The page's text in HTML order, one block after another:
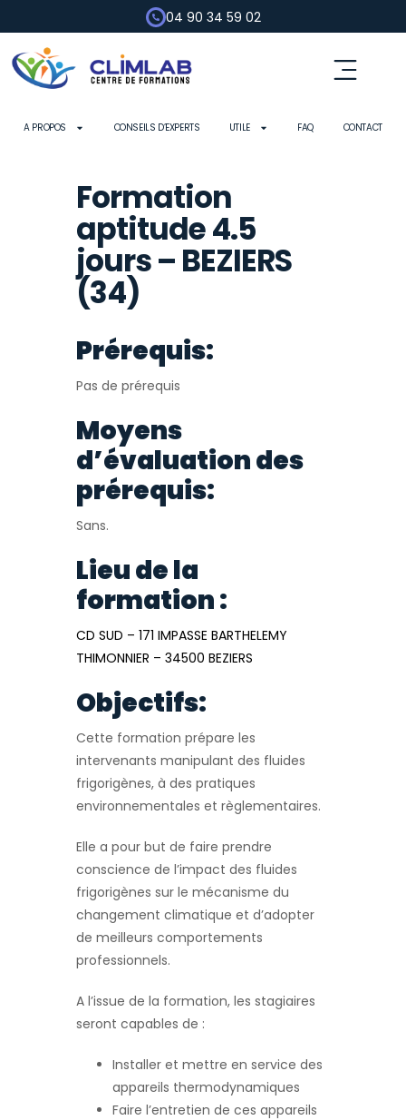
04 90 34 59 02
A PROPOS CONSEILS D’EXPERTS UTILE FAQ CONTACT
Formation
aptitude 4.5
jours – BEZIERS
(34)
Prérequis:
Pas de prérequis
Moyens
d’évaluation des
prérequis:
Sans.
Lieu de la
formation :
CD SUD – 171 IMPASSE BARTHELEMY
THIMONNIER – 34500 BEZIERS
Objectifs:
Cette formation prépare les
intervenants manipulant des fluides
frigorigènes, à des pratiques
environnementales et règlementaires.
Elle a pour but de faire prendre
conscience de l’impact des fluides
frigorigènes sur le mécanisme du
changement climatique et d’adopter
de meilleurs comportements
professionnels.
A l’issue de la formation, les stagiaires
seront capables de :
Installer et mettre en service des
appareils thermodynamiques
Faire l’entretien de ces appareils